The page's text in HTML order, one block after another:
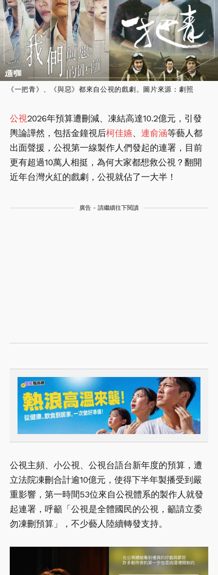
《一把青》、《與惡》都來自公視的戲劇。圖片來源：劇照
公視2026年預算遭刪減、凍結高達10.2億元，引發
輿論譁然，包括金鐘視后柯佳嬿、 連俞涵等藝人都
出面聲援，公視第一線製作人們發起的連署，目前
更有超過10萬人相挺，為何大家都想救公視？翻開
近年台灣火紅的戲劇，公視就佔了一大半！
廣告 - 請繼續往下閱讀
公視主頻、小公視、公視台語台新年度的預算，遭
立法院凍刪合計逾10億元，使得下半年製播受到嚴
重影響，第一時間53位來自公視體系的製作人就發
起連署，呼籲「公視是全體國民的公視，籲請立委
勿凍刪預算」，不少藝人陸續轉發支持。